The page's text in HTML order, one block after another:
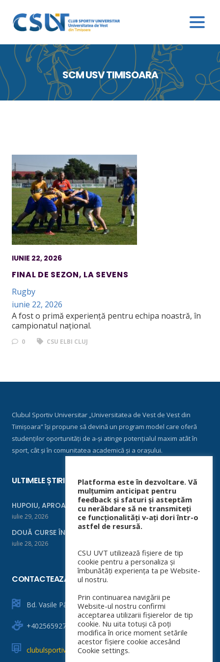
SCM USV TIMISOARA
IUNIE 22, 2026
FINAL DE SEZON, LA SEVENS
Rugby
iunie 22, 2026
A fost o primă experiență pentru echipa noastră, în
campionatul național.
0 CSU ELBI CLUJ
Clubul Sportiv Universitar „Universitatea de Vest de Vest din
Timișoara” își propune să devină un program model care oferă
studenților oportunități de a-și atinge potențialul maxim atât în
sport, cât și în comunitatea academică și a orașului.
ULTIMELE ȘTIRI
HUPOIU, APROAPE DE FINALĂ LA ORADEA
iulie 29, 2026
DOUĂ CURSE ÎNTR-UN WEEKEND
iulie 28, 2026
CONTACTEAZĂ-NE
Bd. Vasile Pârvan nr. 4
+40256592760
clubulsportiv@e-uvt.ro
Platforma este în dezvoltare. Vă
mulțumim anticipat pentru
feedback și sfaturi și asteptăm
cu nerăbdare să ne transmiteți
ce funcționalități v-ați dori într-o
astfel de resursă.
CSU UVT utilizează fișiere de tip
cookie pentru a personaliza și
îmbunătăți experiența ta pe Website-
ul nostru.
Prin continuarea navigării pe
Website-ul nostru confirmi
acceptarea utilizarii fișierelor de tip
cookie. Nu uita totuși că poți
modifica în orice moment setările
acestor fișiere cookie accesând
Cookie settings.